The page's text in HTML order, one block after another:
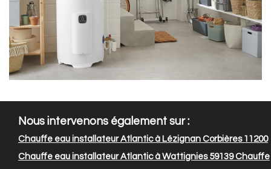
Nous intervenons également sur :
Chauffe eau installateur Atlantic à Lézignan Corbières 11200
Chauffe eau installateur Atlantic à Wattignies 59139Chauffe